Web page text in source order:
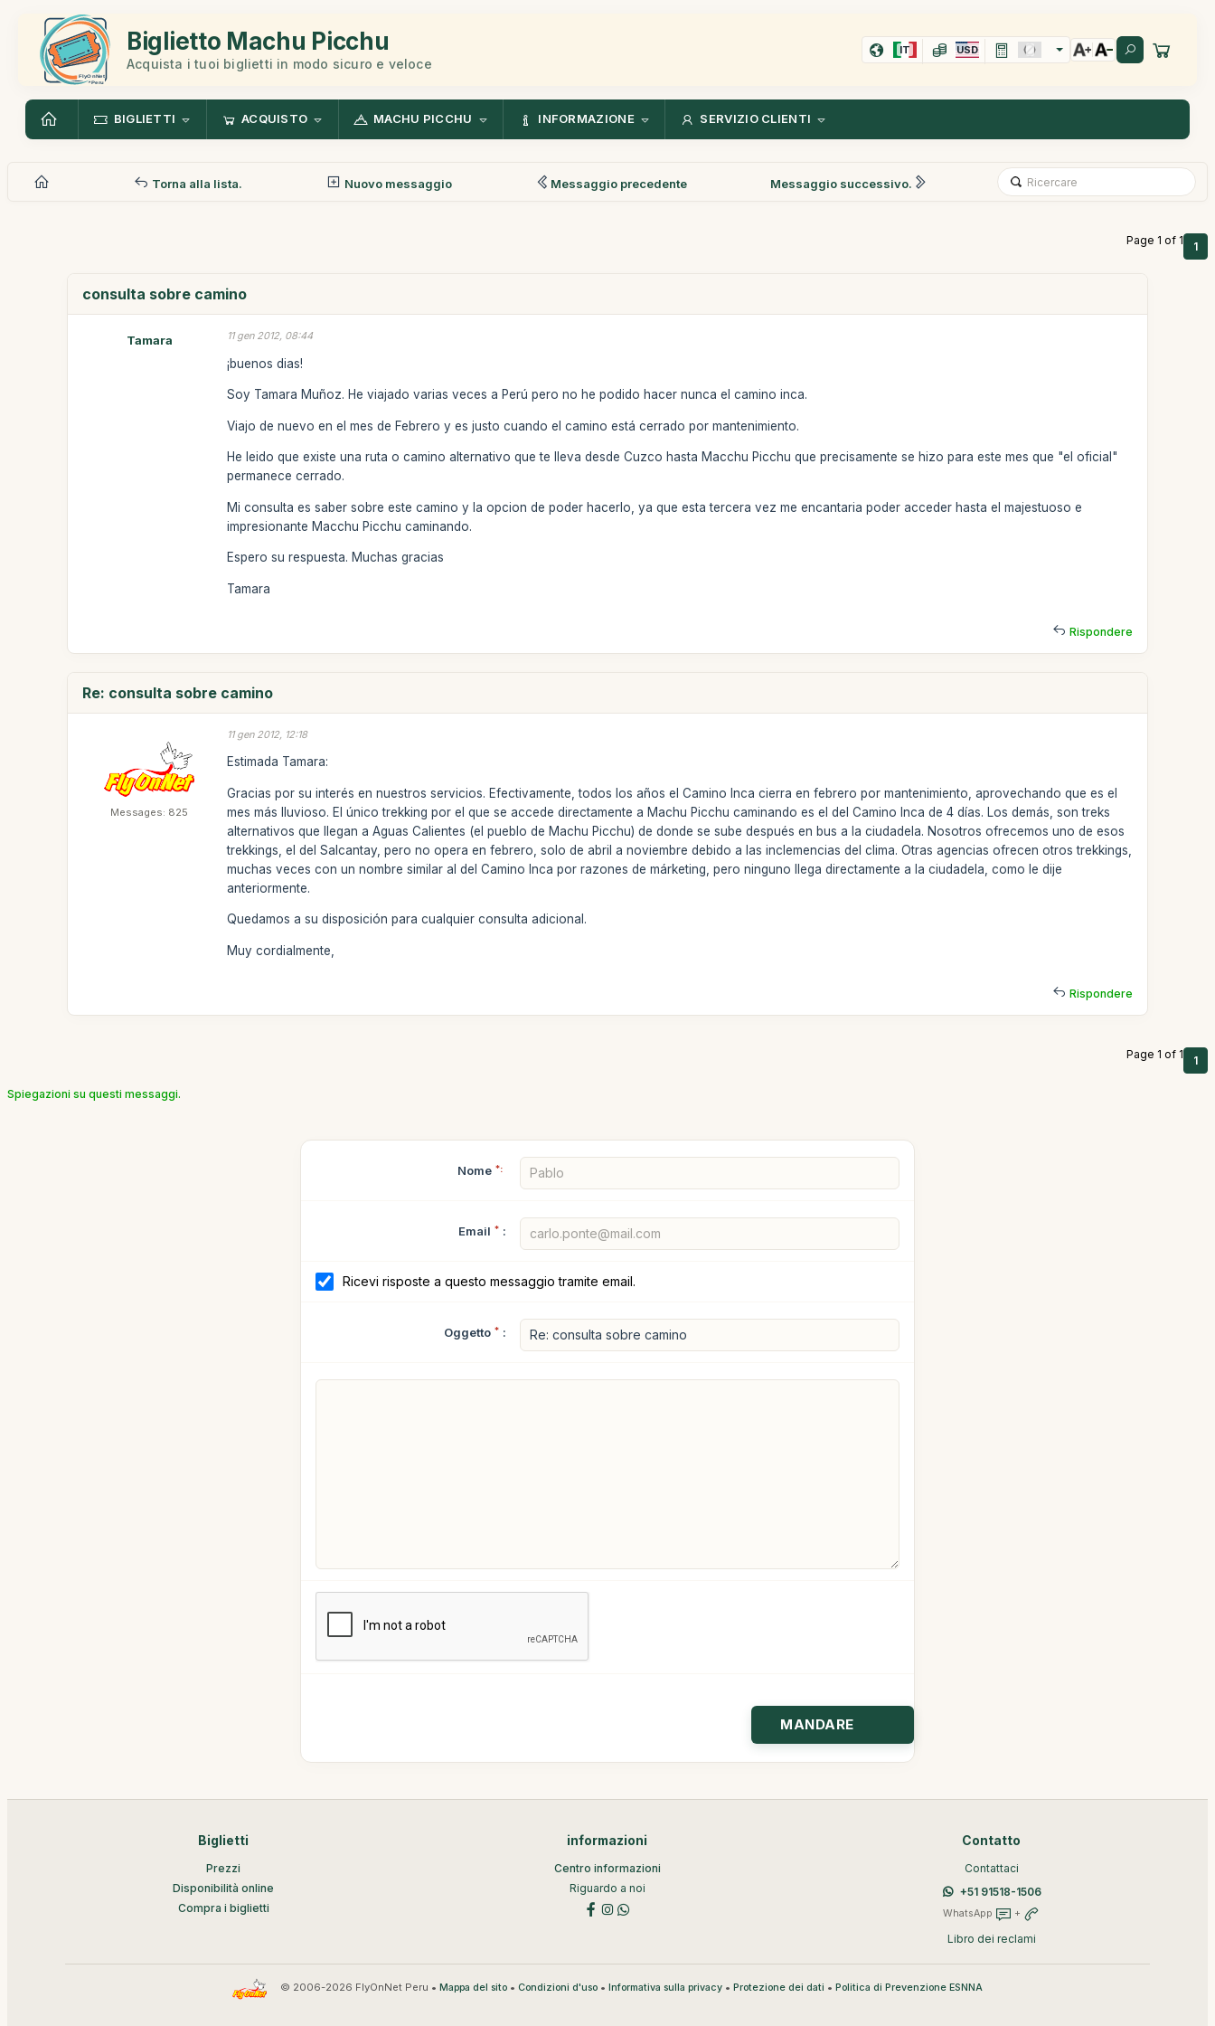
Biglietto Machu Picchu
Acquista i tuoi biglietti in modo sicuro e veloce
IT USD
BIGLIETTI ACQUISTO MACHU PICCHU INFORMAZIONE SERVIZIO CLIENTI
Torna alla lista. Nuovo messaggio Messaggio precedente Messaggio successivo.
Page 1 of 1 1
consulta sobre camino
Tamara 11 gen 2012, 08:44
¡buenos dias!
Soy Tamara Muñoz. He viajado varias veces a Perú pero no he podido hacer nunca el camino inca.
Viajo de nuevo en el mes de Febrero y es justo cuando el camino está cerrado por mantenimiento.
He leido que existe una ruta o camino alternativo que te lleva desde Cuzco hasta Macchu Picchu que precisamente se hizo para este mes que "el oficial"
permanece cerrado.
Mi consulta es saber sobre este camino y la opcion de poder hacerlo, ya que esta tercera vez me encantaria poder acceder hasta el majestuoso e
impresionante Macchu Picchu caminando.
Espero su respuesta. Muchas gracias
Tamara
Rispondere
Re: consulta sobre camino
Messages: 825
11 gen 2012, 12:18
Estimada Tamara:
Gracias por su interés en nuestros servicios. Efectivamente, todos los años el Camino Inca cierra en febrero por mantenimiento, aprovechando que es el
mes más lluvioso. El único trekking por el que se accede directamente a Machu Picchu caminando es el del Camino Inca de 4 días. Los demás, son treks
alternativos que llegan a Aguas Calientes (el pueblo de Machu Picchu) de donde se sube después en bus a la ciudadela. Nosotros ofrecemos uno de esos
trekkings, el del Salcantay, pero no opera en febrero, solo de abril a noviembre debido a las inclemencias del clima. Otras agencias ofrecen otros trekkings,
muchas veces con un nombre similar al del Camino Inca por razones de márketing, pero ninguno llega directamente a la ciudadela, como le dije
anteriormente.
Quedamos a su disposición para cualquier consulta adicional.
Muy cordialmente,
Rispondere
Page 1 of 1 1
Spiegazioni su questi messaggi.
Nome *:
Email * :
Ricevi risposte a questo messaggio tramite email.
Oggetto * :
Biglietti
Prezzi
Disponibilità online
Compra i biglietti
informazioni
Centro informazioni
Riguardo a noi
Contatto
Contattaci
+51 91518-1506
WhatsApp +
Libro dei reclami
© 2006-2026 FlyOnNet Peru • Mappa del sito• Condizioni d'uso• Informativa sulla privacy• Protezione dei dati • Politica di Prevenzione ESNNA